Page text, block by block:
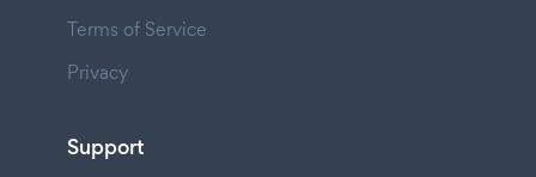
Terms of Service
Privacy
Support